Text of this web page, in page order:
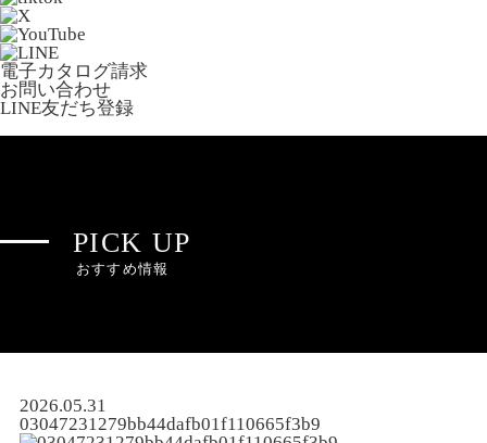
電子カタログ請求
お問い合わせ
LINE友だち登録
PICK UP
おすすめ情報
2026.05.31
03047231279bb44dafb01f110665f3b9